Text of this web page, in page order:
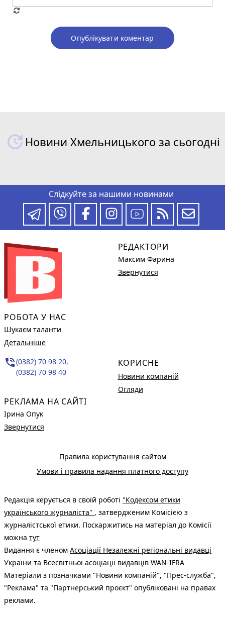
Опублікувати коментар
Новини Хмельницького за сьогодні
Слідкуйте за нашими новинами
РОБОТА У НАС
Шукаєм таланти
Детальніше
phone_in_talk(0382) 70 98 20,
(0382) 70 98 40
РЕКЛАМА НА САЙТІ
Ірина Опук
Звернутися
РЕДАКТОРИ
Максим Фарина
Звернутися
КОРИСНЕ
Новини компаній
Огляди
Правила користування сайтом
Умови і правила надання платного доступу
Редакція керується в своїй роботі "Кодексом етики
українського журналіста" , затвердженим Комісією з
журналістської етики. Поскаржитись на матеріал до Комісії
можна тут
Видання є членом Асоціації Незалежні регіональні видавці
України та Всесвітньої асоціації видавців WAN-IFRA
Матеріали з позначками "Новини компаній", "Прес-служба",
"Реклама" та "Партнерський проєкт" опубліковані на правах
реклами.